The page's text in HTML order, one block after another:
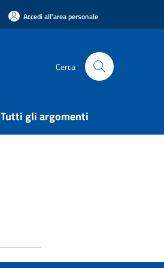
Accedi all'area personale
Cerca
Tutti gli argomenti